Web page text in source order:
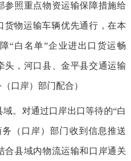
参照重点物资运输保障措施给
货物运输车辆优先通行，在本
“白名单”企业进出口货运畅
头，河口县、金平县交通运输
口岸）部门配合）
。对通过口岸出口等待的“白
（口岸）部门收到信息推送
合县域内物流运输和口岸通关